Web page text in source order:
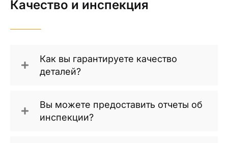
Качество и инспекция
Как вы гарантируете качество
деталей?
Вы можете предоставить отчеты об
инспекции?